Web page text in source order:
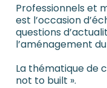
Professionnels et
est l’occasion
questions
l’aménagement
La thématique de
not to built ».